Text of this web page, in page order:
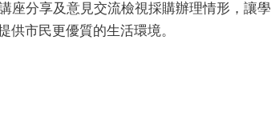
座分享及意見交流檢視採購辦理情形，讓學
供市民更優質的生活環境。